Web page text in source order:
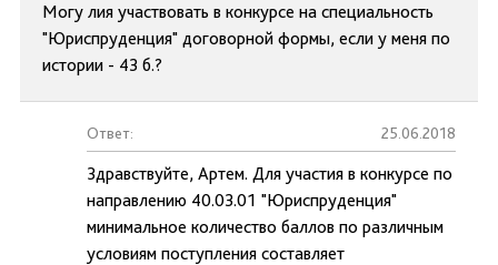
Могу лия участвовать в конкурсе на специальность
"Юриспруденция" договорной формы, если у меня по
истории - 43 б.?
Ответ: 25.06.2018
Здравствуйте, Артем. Для участия в конкурсе по
направлению 40.03.01 "Юриспруденция"
минимальное количество баллов по различным
условиям поступления составляет